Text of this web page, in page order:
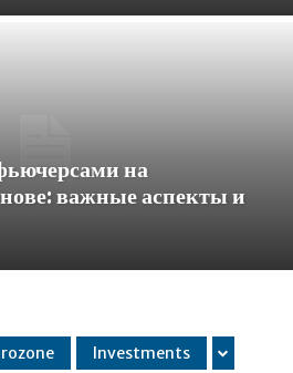
на
важные аспекты и
Investments